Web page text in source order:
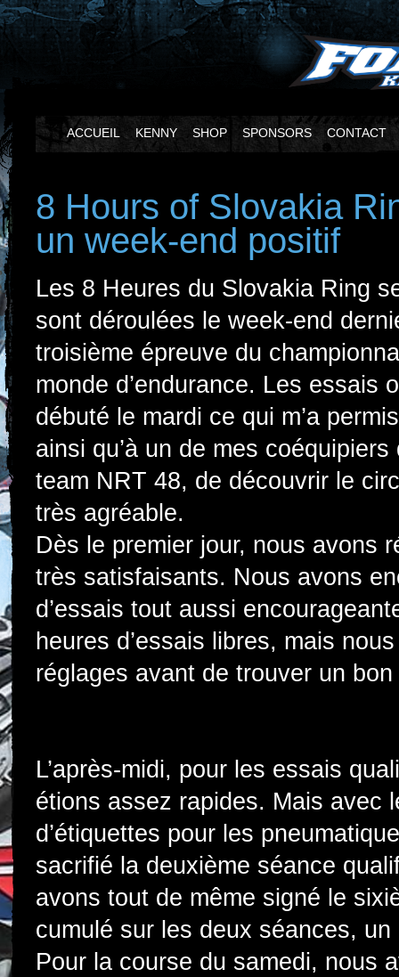
ACCUEIL KENNY SHOP SPONSORS CONTACT
8 Hours of Slovakia
un week-end positif
Les 8 Heures du Slovakia Ring
sont déroulées le week-end
troisième épreuve du
monde d’endurance. Les essais
débuté le mardi ce qui m’a
ainsi qu’à un de mes coéquipiers
team NRT 48, de découvrir le
très agréable.
Dès le premier jour, nous avons
très satisfaisants. Nous avons
d’essais tout aussi
heures d’essais libres, mais
réglages avant de trouver un
L’après-midi, pour les essais
étions assez rapides. Mais avec
d’étiquettes pour les
sacrifié la deuxième séance
avons tout de même signé le
cumulé sur les deux séances,
Pour la course du samedi, nous